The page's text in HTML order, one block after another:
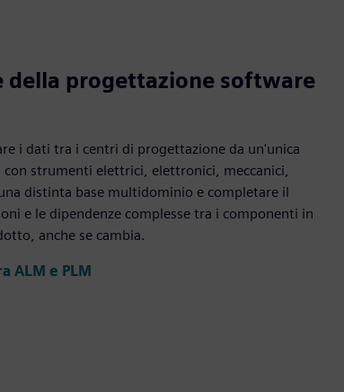
della progettazione software
i dati tra i centri di progettazione da un'unica
strumenti elettrici, elettronici, meccanici,
distinta base multidominio e completare il
e le dipendenze complesse tra i componenti in
anche se cambia.
ALM e PLM